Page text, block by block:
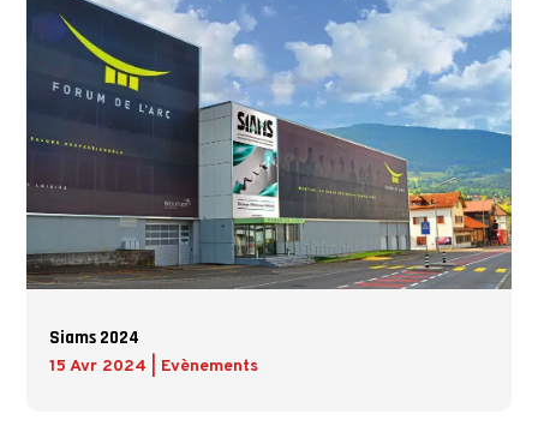
Siams 2024
15 Avr 2024 Evènements